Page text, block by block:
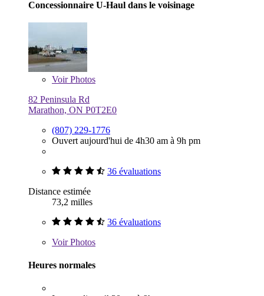
Concessionnaire U-Haul dans le voisinage
VoirPhotos
82 Peninsula Rd
Marathon, ON P0T2E0
(807) 229-1776
Ouvert aujourd'hui de 4h30 am à 9h pm
36 évaluations
Distance estimée
73,2 milles
36 évaluations
VoirPhotos
Heures normales